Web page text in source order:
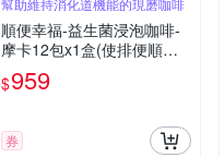
幫助維持消化道機能的現磨咖啡
順便幸福-益生菌浸泡咖啡-
摩卡12包x1盒(使排便順暢
乳酸菌)
$959
券